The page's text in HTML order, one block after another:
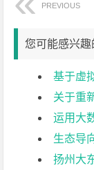
PREVIOUS
您可能感兴趣
基于虚拟现
关于重新
运用大数据
生态导
扬州大